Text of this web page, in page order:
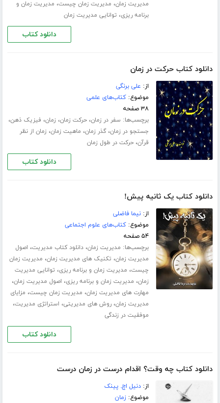
مدیریت زمان، مدیریت زمان چیست، مدیریت زمان و
برنامه ریزی، توانایی مدیریت زمان
دانلود کتاب
دانلود کتاب حرکت در زمان
از: علی برنگی
موضوع:کتاب‌های علمی
۳۸ صفحه
برچسب‌ها: سفر در زمان،حرکت زمان، زمان، فیزیک ذهن،
جستجو در زمان،گذر زمان، ماهیت زمان، زمان از نظر
قرآن،حرکت در طول زمان
دانلود کتاب
دانلود کتاب یک ثانیه پیش!
از:نیما فاضلی
موضوع:کتاب‌های علوم اجتماعی
۵۴ صفحه
برچسب‌ها: مدیریت زمان،دانلود کتاب مدیریت، اصول
مدیریت زمان، تکنیک های مدیریت زمان، مدیریت زمان
چیست، مدیریت زمان و برنامه ریزی، توانایی مدیریت
زمان، مدیریت زمان و برنامه ریزی، اصول مدیریت زمان،
مهارت های مدیریت زمان، مدیریت زمان چیست، مزایای
مدیریت زمان،روش های مدیریتی، استراتژی مدیریت،
موفقیت در زندگی
دانلود کتاب
دانلود کتاب چه وقت؟ اقدام درست در زمان درست
از:دنیل اچ. پینک
موضوع:زمان